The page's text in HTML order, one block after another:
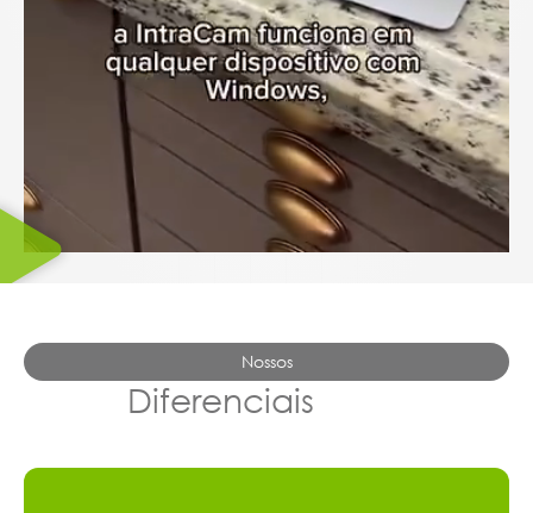
Nossos
Diferenciais